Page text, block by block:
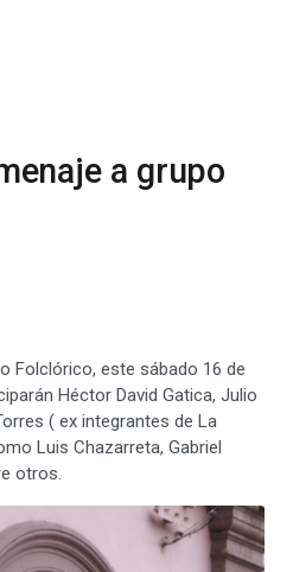
a grupo
Folclórico, este sábado 16 de
Héctor David Gatica, Julio
( ex integrantes de La
Luis Chazarreta, Gabriel
otros.